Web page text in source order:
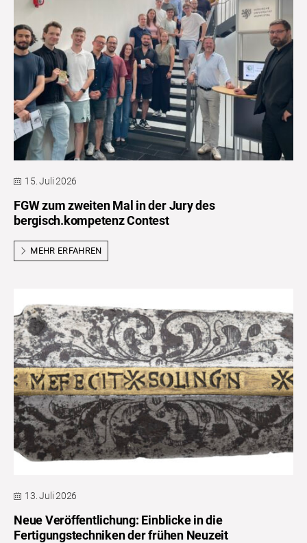
15. Juli 2026
FGW zum zweiten Mal in der Jury des
bergisch.kompetenz Contest
MEHR ERFAHREN
13. Juli 2026
Neue Veröffentlichung: Einblicke in die
Fertigungstechniken der frühen Neuzeit